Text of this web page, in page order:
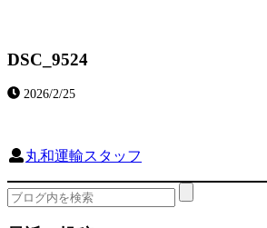
DSC_9524
2026/2/25
丸和運輸スタッフ